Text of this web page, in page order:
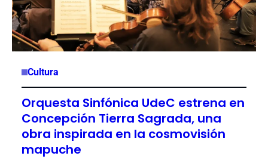
Cultura
Orquesta Sinfónica UdeC estrena en
Concepción Tierra Sagrada, una
obra inspirada en la cosmovisión
mapuche